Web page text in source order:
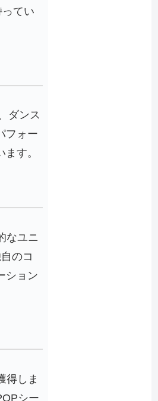
てい
ダンス
フォー
す。
なユニ
のコ
ション
得しま
シー